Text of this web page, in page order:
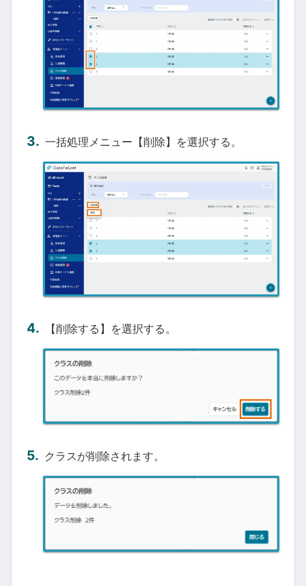
一括処理メニュー【削除】を選択する。
【削除する】を選択する。
クラスが削除されます。